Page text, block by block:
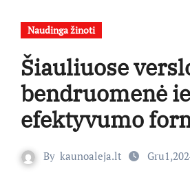
Naudinga žinoti
Šiauliuose
bendruomenė
efektyvumo
By kaunoaleja.lt